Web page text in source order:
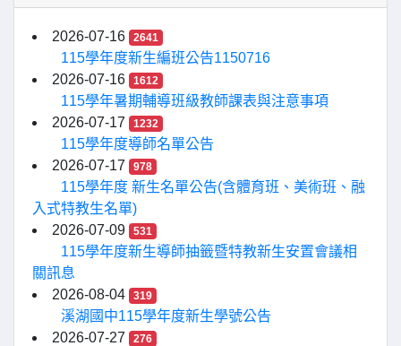
2026-07-16 2641
115學年度新生編班公告1150716
2026-07-16
1612
115學年暑期輔導班級教師課表與注意事項
2026-07-17
1232
115學年度導師名單公告
2026-07-17
978
115學年度 新生名單公告(含體育班、美術班、融
入式特教生名單)
2026-07-09
531
115學年度新生導師抽籤暨特教新生安置會議相
關訊息
2026-08-04
319
溪湖國中115學年度新生學號公告
2026-07-27
276